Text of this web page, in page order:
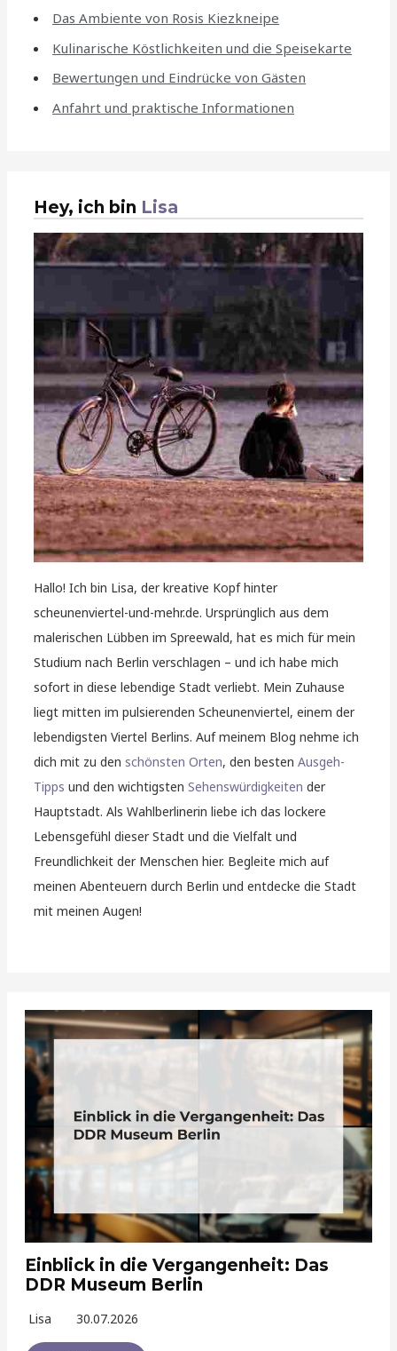
Das Ambiente von Rosis Kiezkneipe
Kulinarische Köstlichkeiten und die Speisekarte
Bewertungen und Eindrücke von Gästen
Anfahrt und praktische Informationen
Hey, ich bin Lisa
Hallo! Ich bin Lisa, der kreative Kopf hinter
scheunenviertel-und-mehr.de. Ursprünglich aus dem
malerischen Lübben im Spreewald, hat es mich für mein
Studium nach Berlin verschlagen – und ich habe mich
sofort in diese lebendige Stadt verliebt. Mein Zuhause
liegt mitten im pulsierenden Scheunenviertel, einem der
lebendigsten Viertel Berlins. Auf meinem Blog nehme ich
dich mit zu denschönsten Orten, den bestenAusgeh-
Tipps und den wichtigstenSehenswürdigkeiten der
Hauptstadt. Als Wahlberlinerin liebe ich das lockere
Lebensgefühl dieser Stadt und die Vielfalt und
Freundlichkeit der Menschen hier. Begleite mich auf
meinen Abenteuern durch Berlin und entdecke die Stadt
mit meinen Augen!
Einblick in die Vergangenheit: Das
DDR Museum Berlin
Lisa 30.07.2026